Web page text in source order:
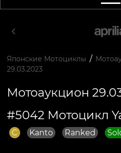
Японские Мотоциклы /
29.03.2023
Мотоаукцион
#5042 Мотоцикл
C Kanto Ranked